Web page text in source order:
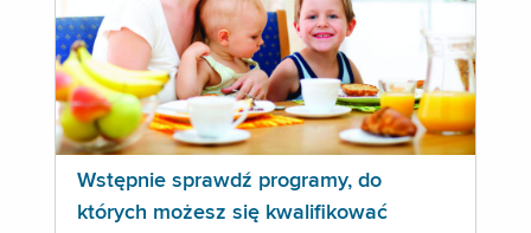
Wstępnie sprawdź programy, do
których możesz się kwalifikować